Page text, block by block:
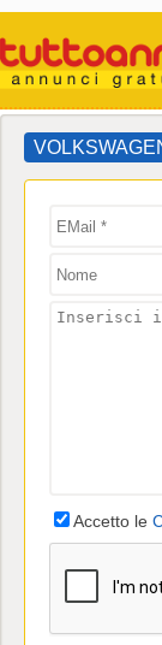
Accetto le